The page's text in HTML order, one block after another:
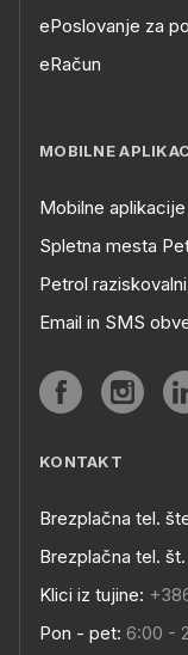
ePoslovanje za
eRačun
MOBILNE
Mobilne
Spletna mesta
Petrol
Email in SMS
KONTAKT
Brezplačna tel.
Brezplačna tel.
Klici iz tujine:
Pon - pet: 6:00 -